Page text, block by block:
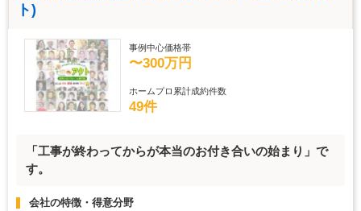
ト)
事例中心価格帯
〜300万円
ホームプロ累計成約件数
49件
「工事が終わってからが本当のお付き合いの始まり」で
す。
会社の特徴・得意分野